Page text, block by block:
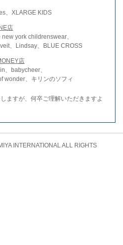
、XLARGE KIDS
店
york childrenswear、
、Lindsay、BLUE CROSS
店
、babycheer、
wonder、キリンのソフィ
ますが、何卒ご理解いただきますよ